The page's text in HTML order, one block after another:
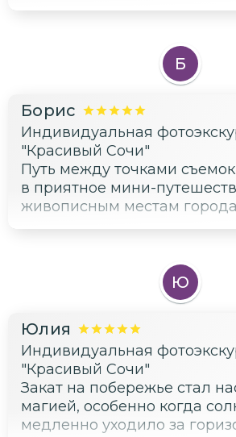
Б
Борис
Индивидуальная
"Красивый Сочи"
Путь между точками
в приятное мини-
живописным местам
Ю
Юлия
Индивидуальная
"Красивый Сочи"
Закат на побережье стал
магией, особенно когда
медленно уходило за